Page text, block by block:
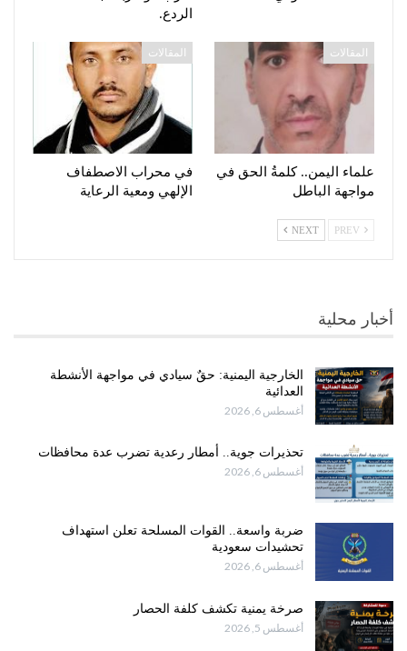
الردع.
المقالات
علماء اليمن.. كلمةُ الحق في
مواجهة الباطل
المقالات
في محراب الاصطفاف
الإلهي ومعية الرعاية
NEXT
أخبار محلية
الخارجية اليمنية: حقٌ سيادي في مواجهة الأنشطة
العدائية
أغسطس 6, 2026
تحذيرات جوية.. أمطار رعدية تضرب عدة محافظات
أغسطس 6, 2026
ضربة واسعة.. القوات المسلحة تعلن استهداف
تحشيدات سعودية
أغسطس 6, 2026
صرخة يمنية تكشف كلفة الحصار
أغسطس 5, 2026